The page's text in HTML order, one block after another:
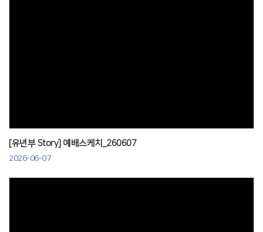
[유년부 Story] 예배스케치_260607
2026-06-07